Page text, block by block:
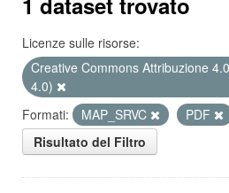
Licenze sulle risorse:
Creative Commons Attribuzione
4.0)
Formati:
MAP_SRVC PDF
Risultato del Filtro